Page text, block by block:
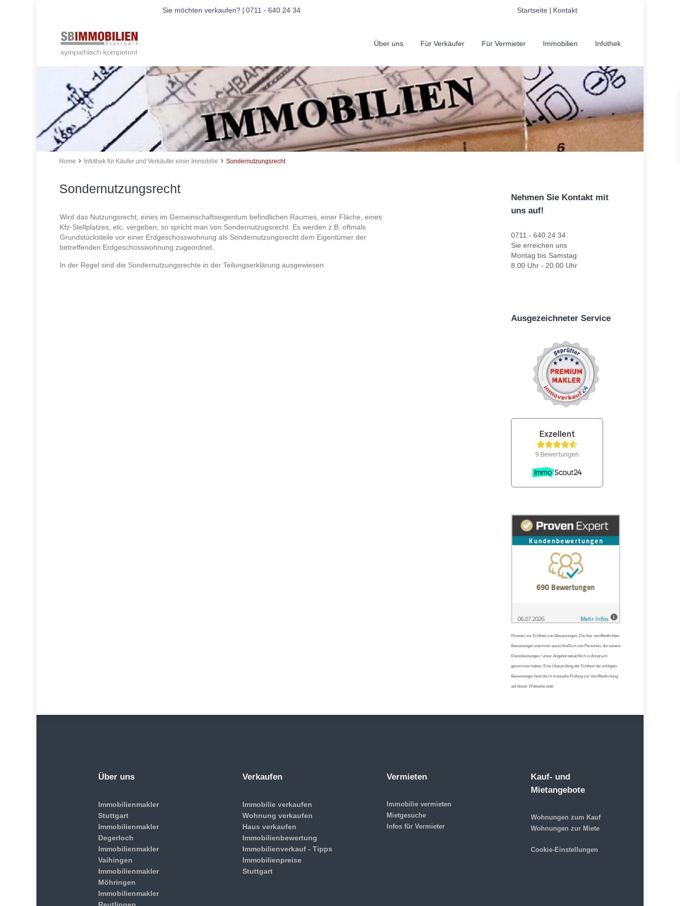
Sie möchten verkaufen? 0711 - 640 24 34 Startseite| Kontakt
Über uns Für Verkäufer Für Vermieter Immobilien Infothek
Home Infothek für Käufer und Verkäufer einer Immobilie Sondernutzungsrecht
Sondernutzungsrecht
Wird das Nutzungsrecht, eines im Gemeinschaftseigentum befindlichen Raumes, einer Fläche, eines
Kfz-Stellplatzes, etc. vergeben, so spricht man von Sondernutzugsrecht. Es werden z.B. oftmals
Grundstücksteile vor einer Erdgeschosswohnung als Sondernutzungsrecht dem Eigentümer der
betreffenden Erdgeschosswohnung zugeordnet.
In der Regel sind die Sondernutzungsrechte in der Teilungserklärung ausgewiesen
Nehmen Sie Kontakt mit
uns auf!
0711 - 640 24 34
Sie erreichen uns
Montag bis Samstag
8.00 Uhr - 20.00 Uhr
Ausgezeichneter Service
Hinweis zur Echtheit von Bewertungen: Die hier veröffentlichten
Bewertungen stammen ausschließlich von Personen, die unsere
Dienstleistungen / unser Angebot tatsächlich in Anspruch
genommen haben. Eine Überprüfung der Echtheit der erfolgten
Bewertungen fand durch manuelle Prüfung vor Veröffentlichung
auf dieser Webseite statt.
Über uns
Immobilienmakler
Stuttgart
Immobilienmakler
Degerloch
Immobilienmakler
Vaihingen
Immobilienmakler
Möhringen
Immobilienmakler
Verkaufen
Immobilie verkaufen
Wohnung verkaufen
Haus verkaufen
Immobilienbewertung
Immobilienverkauf - Tipps
Immobilienpreise
Stuttgart
Vermieten
Immobilie vermieten
Mietgesuche
Infos für Vermieter
Kauf- und
Mietangebote
Wohnungen zum Kauf
Wohnungen zur Miete
Cookie-Einstellungen